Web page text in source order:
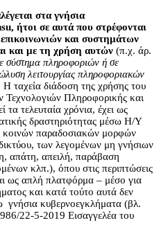
στα γνήσια
, ήτοι σε αυτά που στρέφονται
και συστημάτων
και με τη χρήση αυτών (π.χ. άρ.
πληροφοριών ή σε
λειτουργίας πληροφοριακών
ταχεία διάδοση της χρήσης του
Τεχνολογιών Πληροφορικής και
τα τελευταία χρόνια, έχει ως
δραστηριότητας μέσω Η/Υ
κοινών παραδοσιακών μορφών
των λεγομένων μη γνήσιων
απάτη, απειλή, παράβαση
κλπ.), όπου στις περιπτώσεις
ως απλή πλατφόρμα – μέσο για
και κατά τούτο αυτά δεν
γνήσια κυβερνοεγκλήματα (βλ.
22-5-2019 Εισαγγελέα του